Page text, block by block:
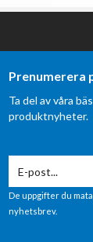
Prenumerera
Ta del av våra
produktnyheter.
De uppgifter du
nyhetsbrev.